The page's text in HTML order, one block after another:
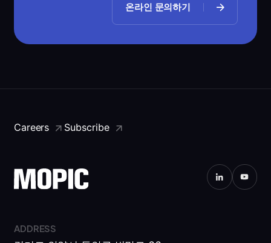
온라인 문의하기
Careers Subscribe
ADDRESS